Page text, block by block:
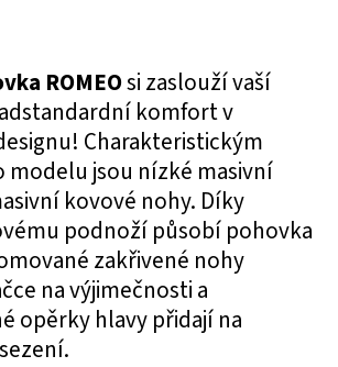
ROMEOsi zaslouží vaší
komfort v
Charakteristickým
jsou nízké masivní
kovové nohy. Díky
podnoží působí pohovka
zakřivené nohy
na výjimečnosti a
opěrky hlavy přidají na